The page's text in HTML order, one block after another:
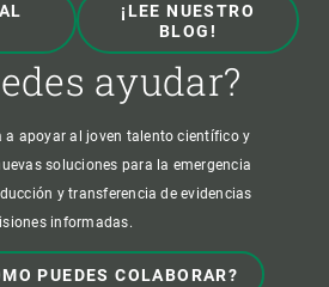
¡LEE NUESTRO
BLOG!
ayudar?
a apoyar al joven talento científico y
soluciones para la emergencia
y transferencia de evidencias
informadas.
PUEDES COLABORAR?